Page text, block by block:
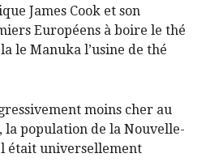
James Cook et son
Européens à boire le thé
le Manuka l’usine de thé
moins cher au
la population de la Nouvelle-
était universellement